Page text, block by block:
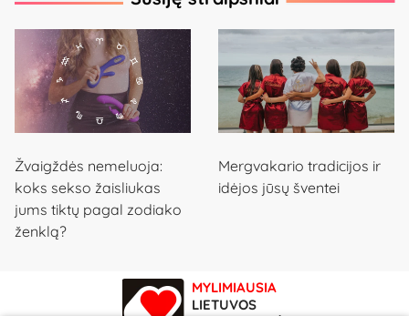
Žvaigždės nemeluoja:
koks sekso žaisliukas
jums tiktų pagal zodiako
ženklą?
Mergvakario tradicijos ir
idėjos jūsų šventei
MYLIMIAUSIA
LIETUVOS